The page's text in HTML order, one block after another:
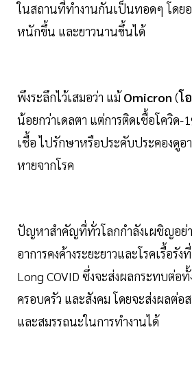
ในสถานที่ทำงานกันเป็นทอดๆ โดยอ
หนักขึ้น และยาวนานขึ้นได้
พึงระลึกไว้เสมอว่า แม้Omicron (โ
น้อยกว่าเดลตา แต่การติดเชื้อโควิด-
เชื้อ ไปรักษาหรือประคับประคองดูอ
หายจากโรค
ปัญหาสำคัญที่ทั่วโลกกำลังเผชิญอย่
อาการคงค้างระยะยาวและโรคเรื้อรั
Long COVID ซึ่งจะส่งผลกระทบต่อ
ครอบครัว และสังคม โดยจะส่งผลต่อ
และสมรรถนะในการทำงานได้